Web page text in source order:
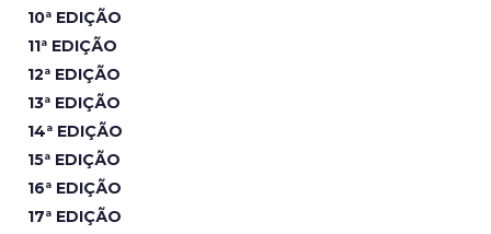
10ª EDIÇÃO
11ª EDIÇÃO
12ª EDIÇÃO
13ª EDIÇÃO
14ª EDIÇÃO
15ª EDIÇÃO
16ª EDIÇÃO
17ª EDIÇÃO